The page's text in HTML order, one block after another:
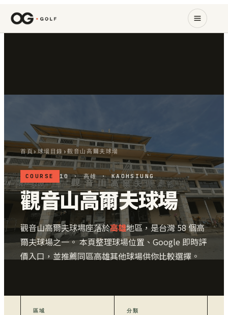
首頁› 球場目錄 ›觀音山高爾夫球場
COURSE 10 · 高雄 · KAOHSIUNG
觀音山高爾夫球場
觀音山高爾夫球場座落於高雄地區，是台灣 58 個高
爾夫球場之一。 本頁整理球場位置、Google 即時評
價入口，並推薦同區高雄其他球場供你比較選擇。
區域 分類